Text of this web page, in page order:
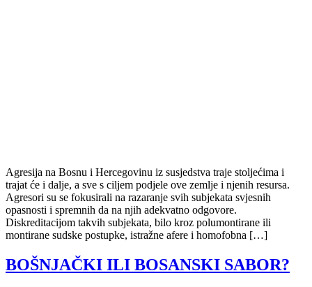
Agresija na Bosnu i Hercegovinu iz susjedstva traje stoljećima i
trajat će i dalje, a sve s ciljem podjele ove zemlje i njenih resursa.
Agresori su se fokusirali na razaranje svih subjekata svjesnih
opasnosti i spremnih da na njih adekvatno odgovore.
Diskreditacijom takvih subjekata, bilo kroz polumontirane ili
montirane sudske postupke, istražne afere i homofobna […]
BOŠNJAČKI ILI BOSANSKI SABOR?